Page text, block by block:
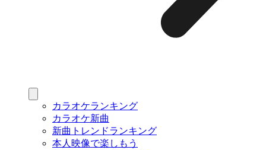
カラオケランキング
カラオケ新曲
新曲トレンドランキング
本人映像で楽しもう